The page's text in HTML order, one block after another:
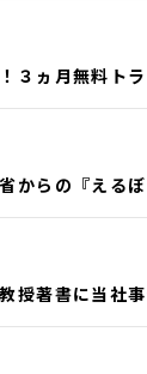
３ヵ月無料ト
からの『える
授著書に当社